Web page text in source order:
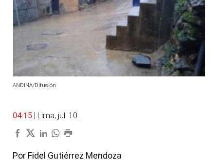
ANDINA/Difusión
04:15 | Lima, jul. 10.
Por Fidel Gutiérrez Mendoza